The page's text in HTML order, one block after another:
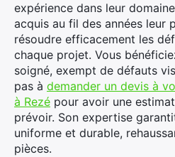
expérience dans leur
acquis au fil des années leur
résoudre efficacement les
chaque projet. Vous
soigné, exempt de défauts
pas à demander un devis à
à Rezé pour avoir une
prévoir. Son expertise
uniforme et durable,
pièces.